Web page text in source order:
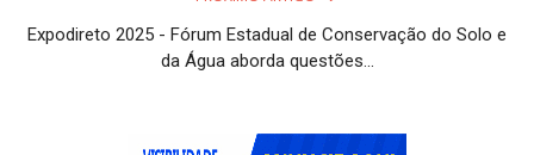
Expodireto 2025 - Fórum Estadual de Conservação do Solo e
da Água aborda questões...